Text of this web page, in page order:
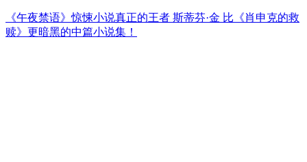
《午夜禁语》惊悚小说真正的王者 斯蒂芬·金 比《肖申克的救
赎》更暗黑的中篇小说集！